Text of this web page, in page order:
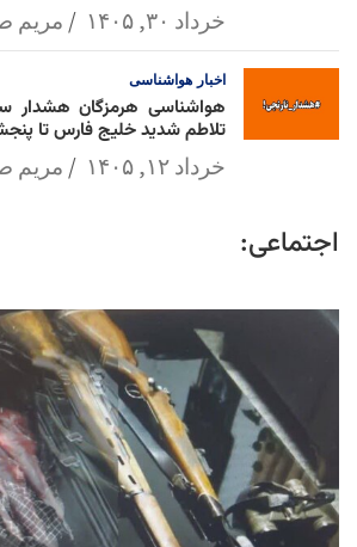
خرداد ۳۰, ۱۴۰۵ مریم
اخبار هواشناسی
هواشناسی هرمزگان هشدار
تلاطم شدید خلیج فارس تا
خرداد ۱۲, ۱۴۰۵ مریم
اجتماعی: